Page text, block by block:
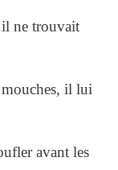
ne trouvait
il lui
avant les